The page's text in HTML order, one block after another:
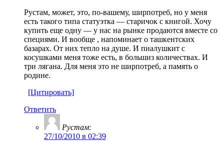
Рустам, может, это, по-вашему, ширпотреб, но у меня
есть такого типа статуэтка — старичок с книгой. Хочу
купить еще одну — у нас на рынке продаются вместе со
специями. И вообще , напоминает о ташкентских
базарах. От них тепло на душе. И пиалушкит с
косушками меня тоже есть, в большиз количествах. И
три лягана. Для меня это не ширпотреб, а память о
родине.
[Цитировать]
Ответить
Рустам:
27/10/2010 в 02:39